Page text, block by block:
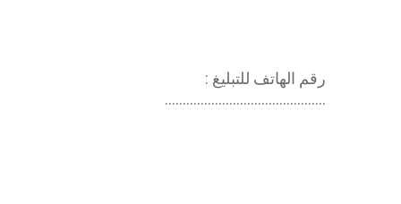
رقم الهاتف للتبليغ :
………………………………………